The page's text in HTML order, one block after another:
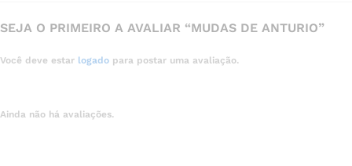
SEJA O PRIMEIRO A AVALIAR “MUDAS DE ANTURIO”
Você deve estar logado para postar uma avaliação.
Ainda não há avaliações.